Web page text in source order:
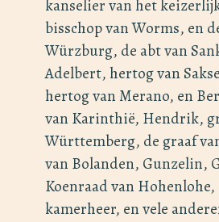
kanselier van het
bisschop van Worms, en
Würzburg, de abt van
Adelbert, hertog van
hertog van Merano, en
van Karinthië, Hendrik,
Württemberg, de graaf
van Bolanden, Gunzelin,
Koenraad van
kamerheer, en vele